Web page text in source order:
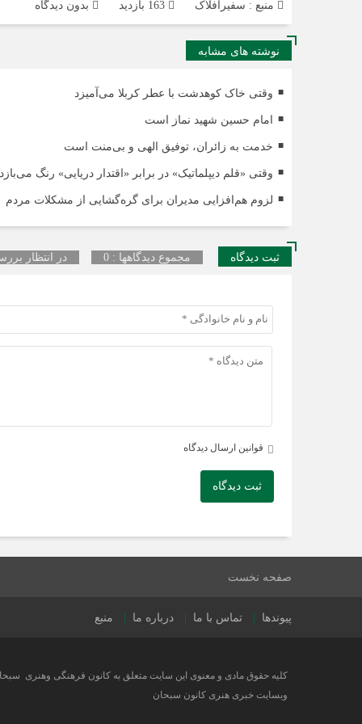
منبع : سفیرافلاک بدون دیدگاه
نوشته های مشابه
وقتی خاک کوهدشت با عطر کربلا می‌آمیزد
امام حسین شهید نماز است
خدمت به زائران، توفیق الهی و بی‌منت است
وقتی «قلم دیپلماتیک» در برابر «اقتدار دریایی» رنگ می‌بازد
لزوم هم‌افزایی مدیران برای گره‌گشایی از مشکلات مردم
ثبت دیدگاه مجموع دیدگاهها : 0 در انتظار
قوانین ارسال دیدگاه
ثبت دیدگاه
صفحه نخست
پیوندها تماس با ما درباره ما منبع
کلیه حقوق مادی و معنوی این سایت متعلق به کانون فرهنگی وهنری
وبسایت خبری هنری کانون سبحان